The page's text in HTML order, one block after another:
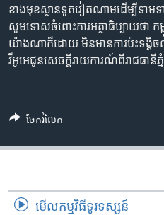
កាន់​
ទំព័រ​
បណ្តាញ​សង្គម
ខាង​មុខ​ស្ថានទូត​វៀតណាម​ដើម្បី​ទាមទ
សូម​ទោស​ចំពោះ​ការ​អត្ថាធិប្បាយ​ថា​ ក
យ៉ាង​ណា​ក៏​ដោយ ​មិន​មាន​ការ​ប៉ះ​ទង្គិ
វីអូអេ​ជូន​សេចក្តី​រាយការណ៍​ពីរាជធានី
ចែករំលែក
មើល​កម្មវិធី​ទូរទស្សន៍